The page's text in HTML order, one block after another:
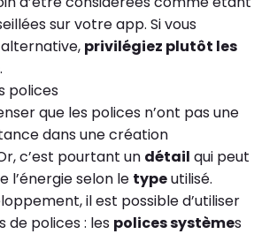
sur votre app. Si vous
privilégiez plutôt les
.
polices
que les polices n’ont pas une
dans une création
c’est pourtant un détail qui peut
l’énergie selon le typeutilisé.
il est possible d’utiliser
de polices : les polices systèmes